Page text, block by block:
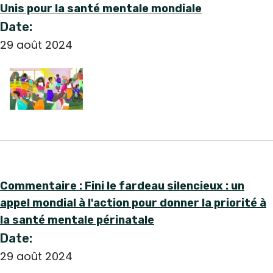
Unis pour la santé mentale mondiale
Date:
29 août 2024
Commentaire : Fini le fardeau silencieux : un
appel mondial à l'action pour donner la priorité à
la santé mentale périnatale
Date:
29 août 2024